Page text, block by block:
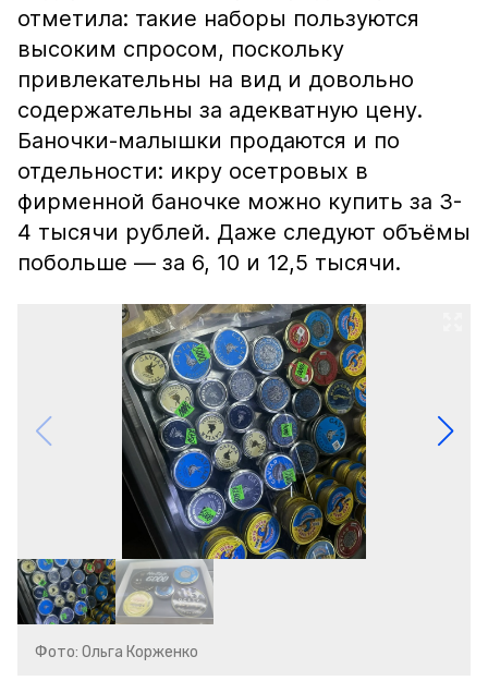
отметила: такие наборы пользуются
высоким спросом, поскольку
привлекательны на вид и довольно
содержательны за адекватную цену.
Баночки-малышки продаются и по
отдельности: икру осетровых в
фирменной баночке можно купить за 3-
4 тысячи рублей. Даже следуют объёмы
побольше — за 6, 10 и 12,5 тысячи.
Фото: Ольга Корженко